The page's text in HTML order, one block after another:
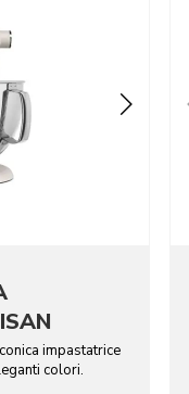
impastatrice
colori.